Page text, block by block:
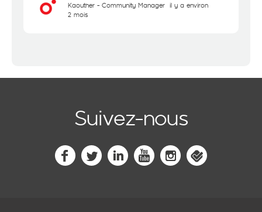
Kaouther - Community Manager il y a environ
2 mois
Suivez-nous